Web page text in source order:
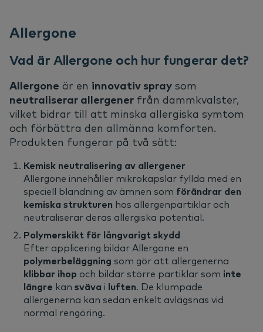
Allergone
Vad är Allergone och hur fungerar det?
Allergone är en innovativ spray som
neutraliserar allergener från dammkvalster,
vilket bidrar till att minska allergiska symtom
och förbättra den allmänna komforten.
Produkten fungerar på två sätt:
Kemisk neutralisering av allergener
Allergone innehåller mikrokapslar fyllda med en
speciell blandning av ämnen som förändrar den
kemiska strukturen hos allergenpartiklar och
neutraliserar deras allergiska potential.
Polymerskikt för långvarigt skydd
Efter applicering bildar Allergone en
polymerbeläggning som gör att allergenerna
klibbar ihop och bildar större partiklar som inte
längre kan sväva i luften. De klumpade
allergenerna kan sedan enkelt avlägsnas vid
normal rengöring.